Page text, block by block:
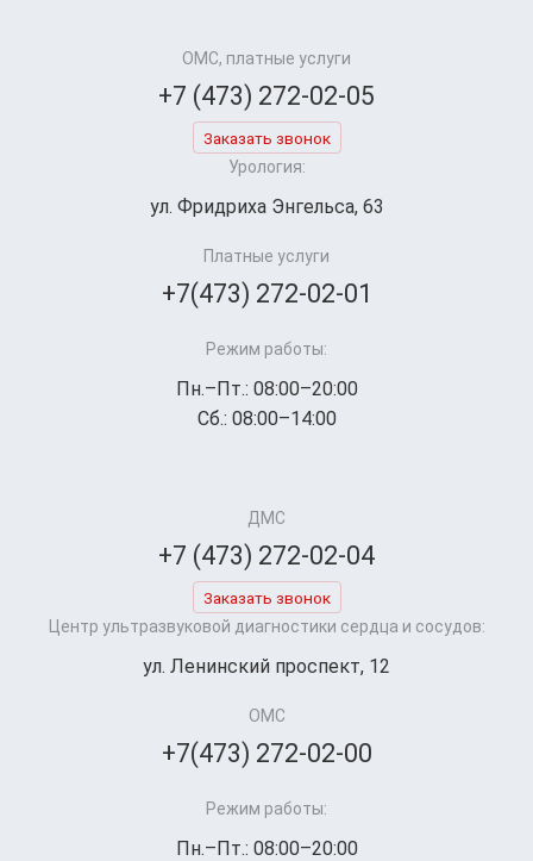
ОМС, платные услуги
+7 (473) 272-02-05
Заказать звонок
Урология:
ул. Фридриха Энгельса, 63
Платные услуги
+7(473) 272-02-01
Режим работы:
Пн.–Пт.: 08:00–20:00
Сб.: 08:00–14:00
ДМС
+7 (473) 272-02-04
Заказать звонок
Центр ультразвуковой диагностики сердца и сосудов:
ул. Ленинский проспект, 12
ОМС
+7(473) 272-02-00
Режим работы:
Пн.–Пт.: 08:00–20:00